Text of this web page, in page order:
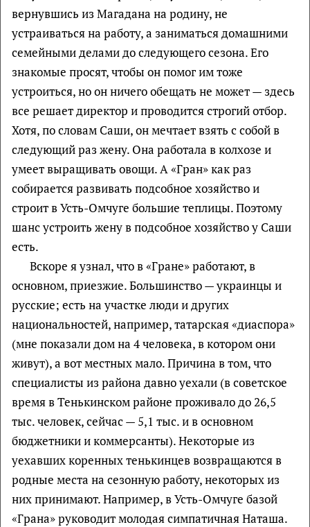
вернувшись из Магадана на родину, не
устраиваться на работу, а заниматься домашними
семейными делами до следующего сезона. Его
знакомые просят, чтобы он помог им тоже
устроиться, но он ничего обещать не может — здесь
все решает директор и проводится строгий отбор.
Хотя, по словам Саши, он мечтает взять с собой в
следующий раз жену. Она работала в колхозе и
умеет выращивать овощи. А «Гран» как раз
собирается развивать подсобное хозяйство и
строит в Усть-Омчуге большие теплицы. Поэтому
шанс устроить жену в подсобное хозяйство у Саши
есть.
Вскоре я узнал, что в «Гране» работают, в
основном, приезжие. Большинство — украинцы и
русские; есть на участке люди и других
национальностей, например, татарская «диаспора»
(мне показали дом на 4 человека, в котором они
живут), а вот местных мало. Причина в том, что
специалисты из района давно уехали (в советское
время в Тенькинском районе проживало до 26,5
тыс. человек, сейчас — 5,1 тыс. и в основном
бюджетники и коммерсанты). Некоторые из
уехавших коренных тенькинцев возвращаются в
родные места на сезонную работу, некоторых из
них принимают. Например, в Усть-Омчуге базой
«Грана» руководит молодая симпатичная Наташа.